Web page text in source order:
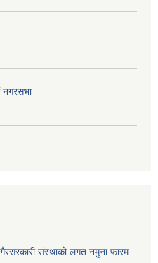
संस्थाको लगत नमुना फारम